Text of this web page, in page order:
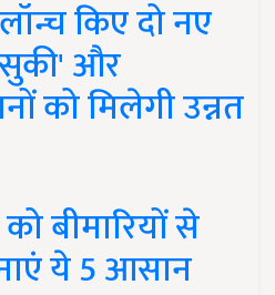
किए दो नए
और
को मिलेगी उन्नत
बीमारियों से
ये 5 आसान